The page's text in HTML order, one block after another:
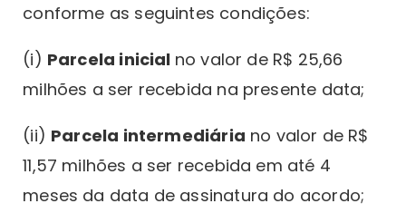
conforme as seguintes condições:
(i) Parcela inicial no valor de R$ 25,66
milhões a ser recebida na presente data;
(ii) Parcela intermediária no valor de R$
11,57 milhões a ser recebida em até 4
meses da data de assinatura do acordo;